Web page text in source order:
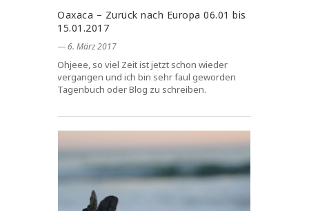
Oaxaca – Zurück nach Europa 06.01 bis
15.01.2017
― 6. März 2017
Ohjeee, so viel Zeit ist jetzt schon wieder
vergangen und ich bin sehr faul geworden
Tagenbuch oder Blog zu schreiben.